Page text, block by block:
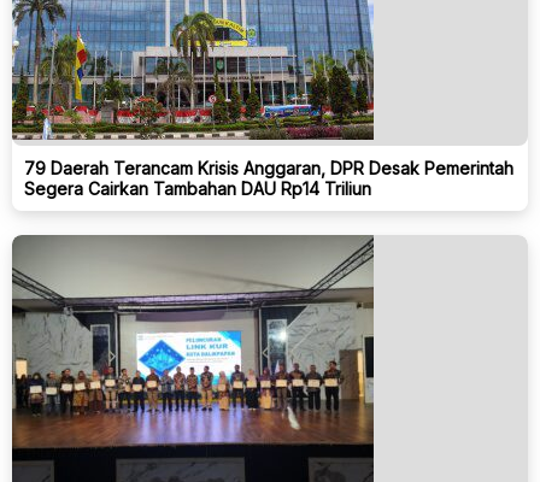
79 Daerah Terancam Krisis Anggaran, DPR Desak Pemerintah
Segera Cairkan Tambahan DAU Rp14 Triliun